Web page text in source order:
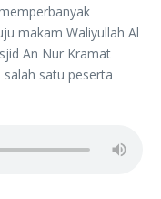
makam Waliyullah Al
An Nur Kramat
satu peserta